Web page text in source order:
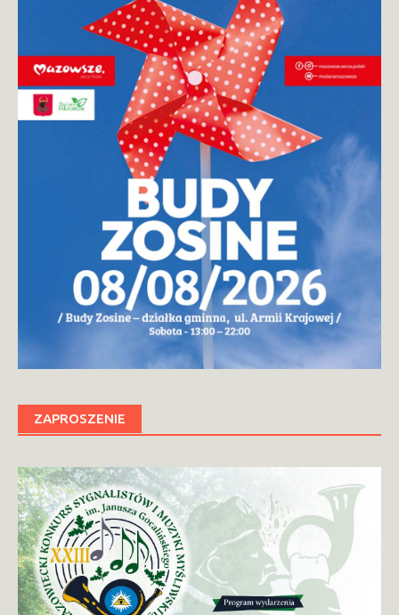
ZAPROSZENIE